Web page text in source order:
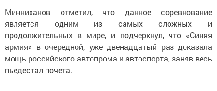
Минниханов отметил, что данное соревнование
является одним из самых сложных и
продолжительных в мире, и подчеркнул, что «Синяя
армия» в очередной, уже двенадцатый раз доказала
мощь российского автопрома и автоспорта, заняв весь
пьедестал почета.